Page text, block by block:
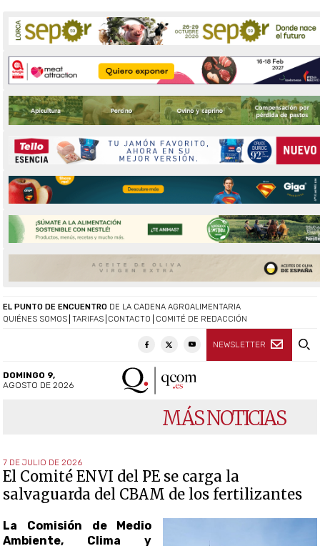
QUIÉNES SOMOS TARIFAS CONTACTO COMITÉ DE REDACCIÓN
NEWSLETTER
EL PUNTO DE ENCUENTRO DE LA CADENA AGROALIMENTARIA
DOMINGO 9,
AGOSTO DE 2026
MÁS NOTICIAS
7 DE JULIO DE 2026
El Comité ENVI del PE se carga la
salvaguarda del CBAM de los fertilizantes
La Comisión de Medio
Ambiente, Clima y